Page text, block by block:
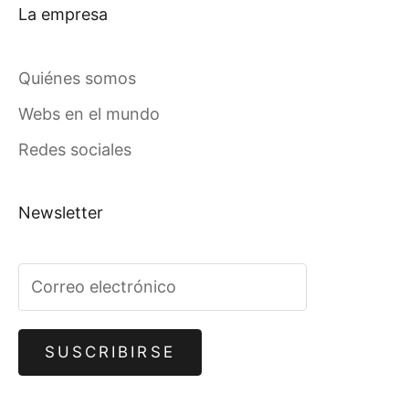
La empresa
Quiénes somos
Webs en el mundo
Redes sociales
Newsletter
SUSCRIBIRSE